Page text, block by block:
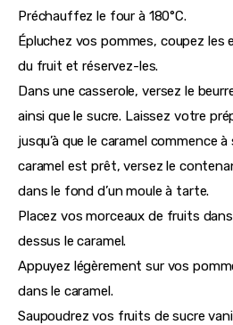
Préchauffez le four à 180°C.
Épluchez vos pommes, coupez les
du fruit et réservez-les.
Dans une casserole, versez le
ainsi que le sucre. Laissez votre
jusqu’à que le caramel commence
caramel est prêt, versez le
dans le fond d’un moule à tarte.
Placez vos morceaux de fruits
dessus le caramel.
Appuyez légèrement sur vos
dans le caramel.
Saupoudrez vos fruits de sucre